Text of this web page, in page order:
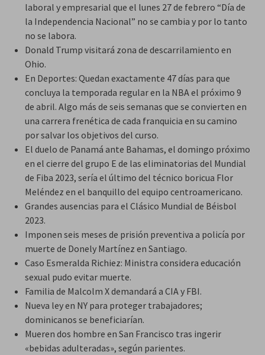
laboral y empresarial que el lunes 27 de febrero “Día de
la Independencia Nacional” no se cambia y por lo tanto
no se labora.
Donald Trump visitará zona de descarrilamiento en
Ohio.
En Deportes: Quedan exactamente 47 días para que
concluya la temporada regular en la NBA el próximo 9
de abril. Algo más de seis semanas que se convierten en
una carrera frenética de cada franquicia en su camino
por salvar los objetivos del curso.
El duelo de Panamá ante Bahamas, el domingo próximo
en el cierre del grupo E de las eliminatorias del Mundial
de Fiba 2023, sería el último del técnico boricua Flor
Meléndez en el banquillo del equipo centroamericano.
Grandes ausencias para el Clásico Mundial de Béisbol
2023.
Imponen seis meses de prisión preventiva a policía por
muerte de Donely Martínez en Santiago.
Caso Esmeralda Richiez: Ministra considera educación
sexual pudo evitar muerte.
Familia de Malcolm X demandará a CIA y FBI.
Nueva ley en NY para proteger trabajadores;
dominicanos se beneficiarían.
Mueren dos hombre en San Francisco tras ingerir
«bebidas adulteradas», según parientes.